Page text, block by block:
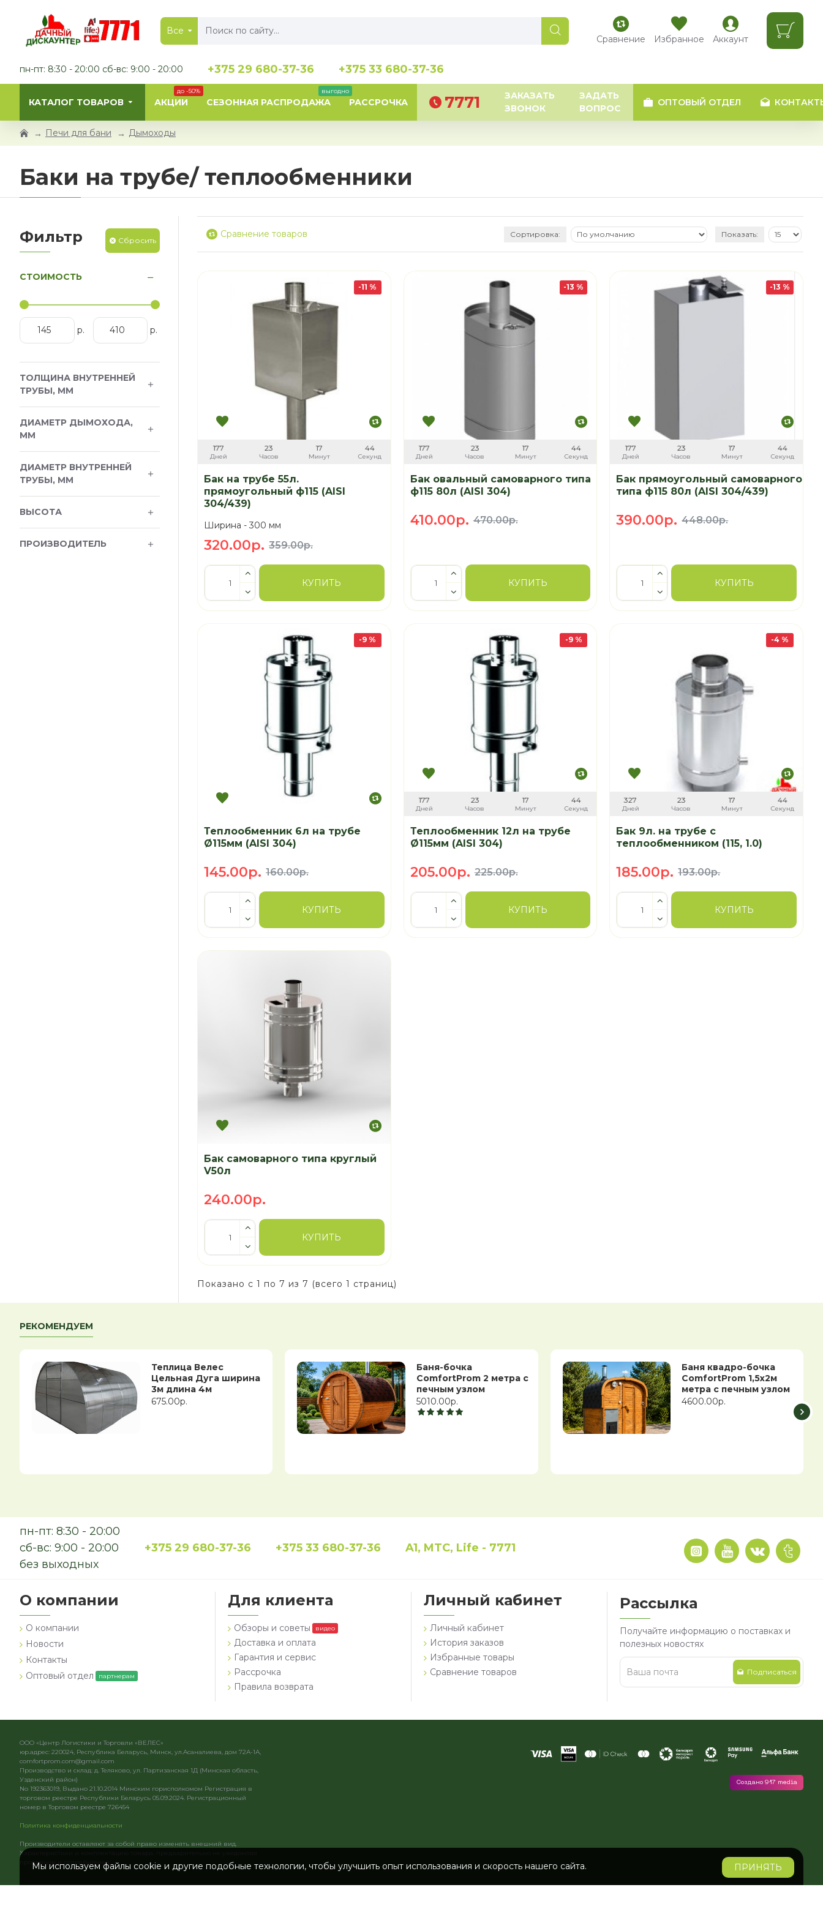
Все
Сравнение Избранное Аккаунт
пн-пт: 8:30 - 20:00 сб-вс: 9:00 - 20:00 +375 29 680-37-36 +375 33 680-37-36
КАТАЛОГ ТОВАРОВ АКЦИИ
до -50%
СЕЗОННАЯ РАСПРОДАЖА
выгодно
РАССРОЧКА 7771
ЗАКАЗАТЬ
ЗВОНОК
ЗАДАТЬ
ВОПРОС
ОПТОВЫЙ ОТДЕЛ
Печи для бани Дымоходы
Баки на трубе/ теплообменники
Фильтр Сбросить
СТОИМОСТЬ
р. р.
ТОЛЩИНА ВНУТРЕННЕЙ
ТРУБЫ, ММ
ДИАМЕТР ДЫМОХОДА,
ММ
ДИАМЕТР ВНУТРЕННЕЙ
ТРУБЫ, ММ
ВЫСОТА
ПРОИЗВОДИТЕЛЬ
Сравнение товаров Сортировка: Показать:
-11 %
177
Дней
23
Часов
17
Минут
43
Секунд
Бак на трубе 55л.
прямоугольный ф115 (AISI
304/439)
Ширина - 300 мм
320.00р. 359.00р.
КУПИТЬ
-13 %
177
Дней
23
Часов
17
Минут
43
Секунд
Бак овальный самоварного типа
ф115 80л (AISI 304)
410.00р. 470.00р.
КУПИТЬ
-13 %
177
Дней
23
Часов
17
Минут
43
Секунд
Бак прямоугольный самоварного
типа ф115 80л (AISI 304/439)
390.00р. 448.00р.
КУПИТЬ
-9 %
Теплообменник 6л на трубе
Ø115мм (AISI 304)
145.00р. 160.00р.
КУПИТЬ
-9 %
177
Дней
23
Часов
17
Минут
43
Секунд
Теплообменник 12л на трубе
Ø115мм (AISI 304)
205.00р. 225.00р.
КУПИТЬ
-4 %
327
Дней
23
Часов
17
Минут
43
Секунд
Бак 9л. на трубе с
теплообменником (115, 1.0)
185.00р. 193.00р.
КУПИТЬ
Бак самоварного типа круглый
V50л
240.00р.
КУПИТЬ
Показано с 1 по 7 из 7 (всего 1 страниц)
РЕКОМЕНДУЕМ
Теплица Велес
Цельная Дуга ширина
3м длина 4м
675.00р.
Баня-бочка
ComfortProm 2 метра с
печным узлом
5010.00р.
Баня квадро-бочка
ComfortProm 1,5х2м
метра с печным узлом
4600.00р.
пн-пт: 8:30 - 20:00
сб-вс: 9:00 - 20:00
без выходных
+375 29 680-37-36 +375 33 680-37-36 A1, MTC, Life - 7771
О компании
О компании
Новости
Контакты
Оптовый отдел
партнерам
Для клиента
Обзоры и советы видео
Доставка и оплата
Гарантия и сервис
Рассрочка
Правила возврата
Личный кабинет
Личный кабинет
История заказов
Избранные товары
Сравнение товаров
Рассылка
Получайте информацию о поставках и
полезных новостях
Подписаться
ООО «Центр Логистики и Торговли «ВЕЛЕС»
юр.адрес: 220024, Республика Беларусь, Минск, ул.Асаналиева, дом 72А-1А,
comfortprom.com@gmail.com
Производство и склад: д. Теляково, ул. Партизанская 1Д (Минская область,
Узденский район)
No 192363019, Выдано 21.10.2014 Минским горисполкомом Регистрация в
торговом реестре Республики Беларусь 05.09.2024. Регистрационный
номер в Торговом реестре 726454
Политика конфиденциальности
Производители оставляют за собой право изменять внешний вид.
Характеристики и комплектацию товара, предварительно не уведомляя
продавцов и потребителей.
Создано 917 media
ПРИНЯТЬ
Мы используем файлы cookie и другие подобные технологии, чтобы улучшить опыт использования и скорость нашего сайта.